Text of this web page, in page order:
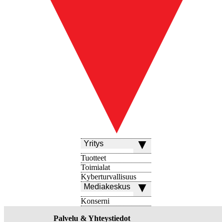
Yritys
Tuotteet
Toimialat
Kyberturvallisuus
Mediakeskus
Konserni
Palvelu & Yhteystiedot